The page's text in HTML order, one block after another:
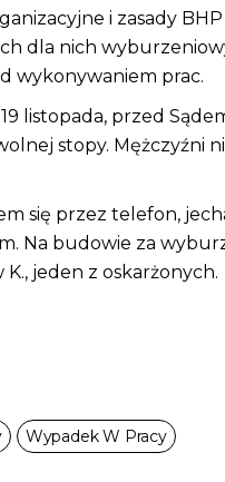
i zasady
dla nich
wykonywaniem prac.
listopada, przed
stopy. Mężczyźni
się przez telefon,
Na budowie za
K., jeden z
Wypadek W Pracy